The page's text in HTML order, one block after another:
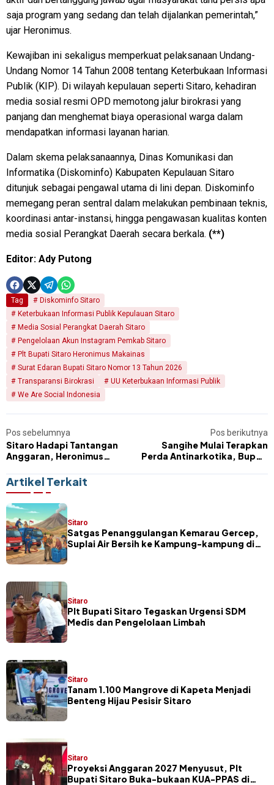
saja program yang sedang dan telah dijalankan pemerintah,”
ujar Heronimus.
Kewajiban ini sekaligus memperkuat pelaksanaan Undang-
Undang Nomor 14 Tahun 2008 tentang Keterbukaan Informasi
Publik (KIP). Di wilayah kepulauan seperti Sitaro, kehadiran
media sosial resmi OPD memotong jalur birokrasi yang
panjang dan menghemat biaya operasional warga dalam
mendapatkan informasi layanan harian.
Dalam skema pelaksanaannya, Dinas Komunikasi dan
Informatika (Diskominfo) Kabupaten Kepulauan Sitaro
ditunjuk sebagai pengawal utama di lini depan. Diskominfo
memegang peran sentral dalam melakukan pembinaan teknis,
koordinasi antar-instansi, hingga pengawasan kualitas konten
media sosial Perangkat Daerah secara berkala. (**)
Editor: Ady Putong
Tag
Diskominfo Sitaro
Keterbukaan Informasi Publik Kepulauan Sitaro
Media Sosial Perangkat Daerah Sitaro
Pengelolaan Akun Instagram Pemkab Sitaro
Plt Bupati Sitaro Heronimus Makainas
Surat Edaran Bupati Sitaro Nomor 13 Tahun 2026
Transparansi Birokrasi
UU Keterbukaan Informasi Publik
We Are Social Indonesia
Pos sebelumnya
Sitaro Hadapi Tantangan
Anggaran, Heronimus
Prioritas
Pos berikutnya
Sangihe Mulai Terapkan
Perda Antinarkotika, Bupati
Bersama
Artikel Terkait
Sitaro
Satgas Penanggulangan Kemarau Gercep,
Suplai Air Bersih ke Kampung-kampung di
Sitaro
​Plt Bupati Sitaro Tegaskan Urgensi SDM
Medis dan Pengelolaan Limbah
Sitaro
Tanam 1.100 Mangrove di Kapeta Menjadi
Benteng Hijau Pesisir Sitaro
Sitaro
Proyeksi Anggaran 2027 Menyusut, Plt
Bupati Sitaro Buka-bukaan KUA-PPAS di